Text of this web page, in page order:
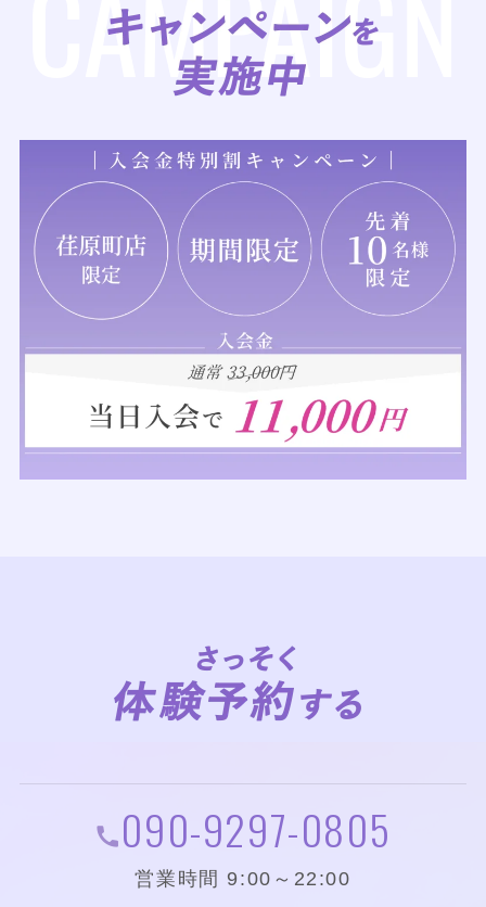
090-9297-0805
営業時間 9:00～22:00